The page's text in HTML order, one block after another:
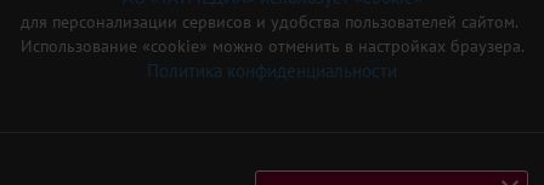
для персонализации сервисов и удобства пользователей сайтом.
Использование «cookie» можно отменить в настройках браузера.
Политика конфиденциальности